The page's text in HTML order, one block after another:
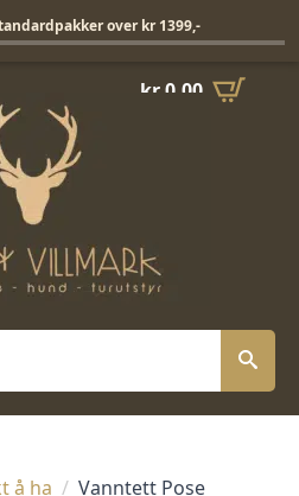
kr0,00
å ha
Vanntett Pose
over kr 1399,-